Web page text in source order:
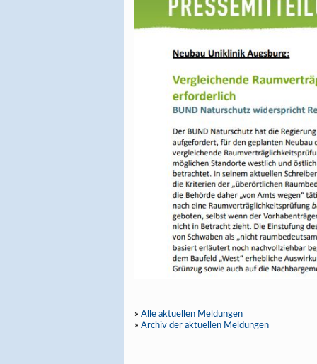
» Alle aktuellen Meldungen
» Archiv der aktuellen Meldungen